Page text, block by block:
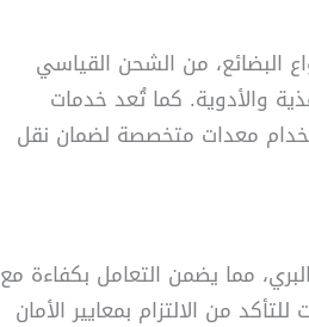
من الشحن القياسي
والأدوية. كما تُعد خدمات
معدات متخصصة لضمان نقل
مما يضمن التعامل بكفاءة مع
من الالتزام بمعايير الأمان